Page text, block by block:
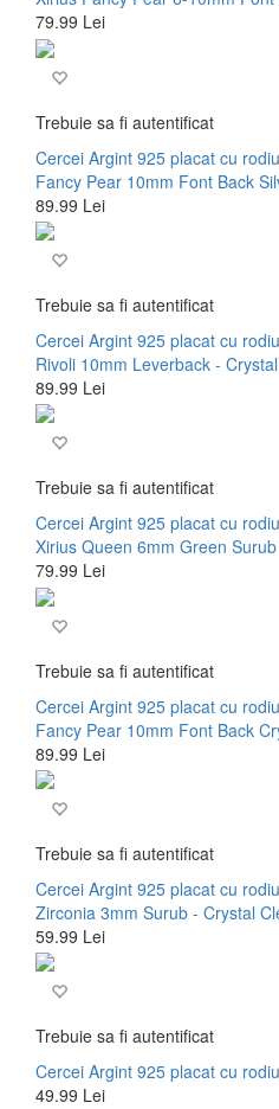
79.99 Lei
Trebuie sa fi autentificat
Cercei Argint 925 placat cu
Fancy Pear 10mm Font Back
89.99 Lei
Trebuie sa fi autentificat
Cercei Argint 925 placat cu
Rivoli 10mm Leverback -
89.99 Lei
Trebuie sa fi autentificat
Cercei Argint 925 placat cu
Xirius Queen 6mm Green Surub
79.99 Lei
Trebuie sa fi autentificat
Cercei Argint 925 placat cu
Fancy Pear 10mm Font Back
89.99 Lei
Trebuie sa fi autentificat
Cercei Argint 925 placat cu
Zirconia 3mm Surub - Crystal
59.99 Lei
Trebuie sa fi autentificat
Cercei Argint 925 placat cu
49.99 Lei